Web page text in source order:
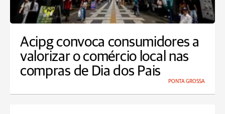
Acipg convoca consumidores a
valorizar o comércio local nas
compras de Dia dos Pais
PONTA GROSSA